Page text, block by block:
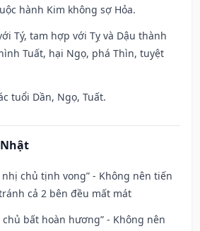
hành Kim không sợ Hỏa.
Tý, tam hợp với Tỵ và Dậu thành
Tuất, hại Ngọ, phá Thìn, tuyệt
tuổi Dần, Ngọ, Tuất.
nhị chủ tịnh vong” - Không nên tiến
cả 2 bên đều mất mát
chủ bất hoàn hương” - Không nên